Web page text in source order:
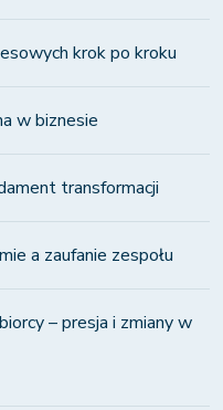
krok po kroku
w biznesie
transformacji
a zaufanie zespołu
– presja i zmiany w